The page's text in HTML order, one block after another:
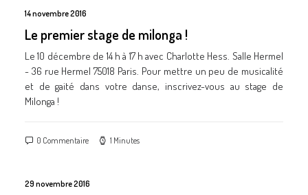
14 novembre 2016
Le premier stage de milonga !
Le 10 décembre de 14 h à 17 h avec Charlotte Hess. Salle Hermel
- 36 rue Hermel 75018 Paris. Pour mettre un peu de musicalité
et de gaité dans votre danse, inscrivez-vous au stage de
Milonga !
0 Commentaire 1 Minutes
29 novembre 2016